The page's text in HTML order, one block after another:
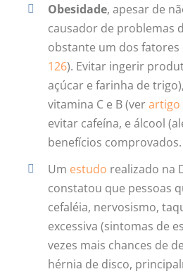
Obesidade, apesar de
causador de problemas
obstante um dos
126). Evitar ingerir
açúcar e farinha de
vitamina C e B (verartigo
evitar cafeína, e álcool
benefícios comprovados.
Um estudo realizado na
constatou que pessoas
cefaléia, nervosismo,
excessiva (sintomas de
vezes mais chances de
hérnia de disco,